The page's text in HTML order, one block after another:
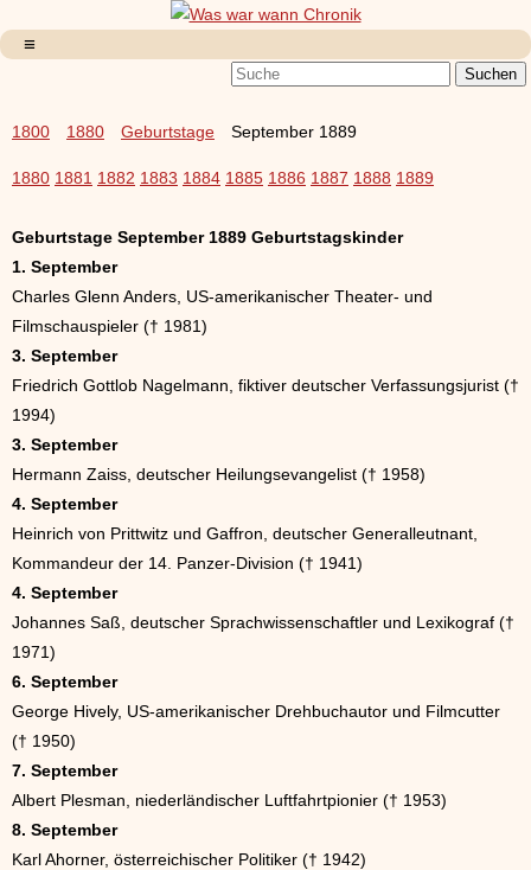
1800 1880 Geburtstage September 1889
1880 1881 1882 1883 1884 1885 1886 1887 1888 1889
Geburtstage September 1889 Geburtstagskinder
1. September
Charles Glenn Anders, US-amerikanischer Theater- und
Filmschauspieler († 1981)
3. September
Friedrich Gottlob Nagelmann, fiktiver deutscher Verfassungsjurist (†
1994)
3. September
Hermann Zaiss, deutscher Heilungsevangelist († 1958)
4. September
Heinrich von Prittwitz und Gaffron, deutscher Generalleutnant,
Kommandeur der 14. Panzer-Division († 1941)
4. September
Johannes Saß, deutscher Sprachwissenschaftler und Lexikograf (†
1971)
6. September
George Hively, US-amerikanischer Drehbuchautor und Filmcutter
(† 1950)
7. September
Albert Plesman, niederländischer Luftfahrtpionier († 1953)
8. September
Karl Ahorner, österreichischer Politiker († 1942)